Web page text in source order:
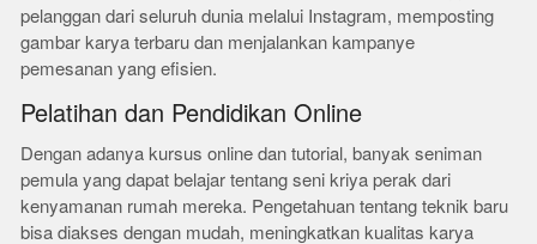
pelanggan dari seluruh dunia melalui Instagram, memposting
gambar karya terbaru dan menjalankan kampanye
pemesanan yang efisien.
Pelatihan dan Pendidikan Online
Dengan adanya kursus online dan tutorial, banyak seniman
pemula yang dapat belajar tentang seni kriya perak dari
kenyamanan rumah mereka. Pengetahuan tentang teknik baru
bisa diakses dengan mudah, meningkatkan kualitas karya